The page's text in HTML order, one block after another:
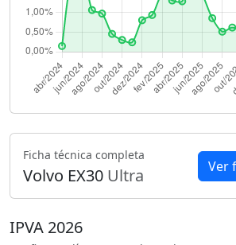
Ficha técnica completa
Volvo EX30 Ultra Ver
IPVA 2026